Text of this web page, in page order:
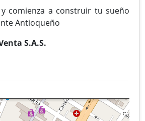
comienza a construir tu sueño
Antioqueño
S.A.S.